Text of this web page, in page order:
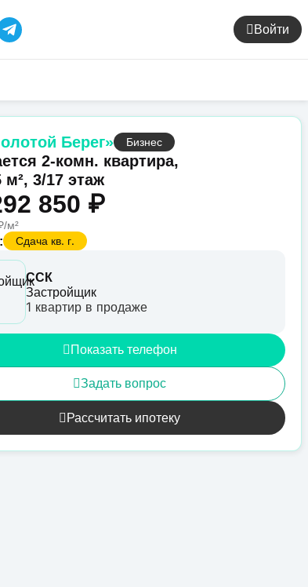
Войти
2-комн. квартира,
м², 3/17 этаж
850 ₽
м²
Берег» Бизнес
Сдача кв. г.
ССК
Застройщик
1 квартир в продаже
Показать телефон
Задать вопрос
Рассчитать ипотеку